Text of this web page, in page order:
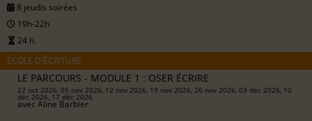
8 jeudis soirées
19h-22h
24 h.
ÉCOLE D'ÉCRITURE
LE PARCOURS - MODULE 1 : OSER ÉCRIRE
22 oct 2026, 05 nov 2026, 12 nov 2026, 19 nov 2026, 26 nov 2026, 03 déc 2026, 10
déc 2026, 17 déc 2026
avec Aline Barbier